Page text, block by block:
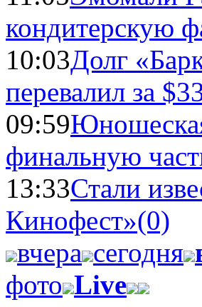
кондитерскую
10:03Долг
перевалил за
09:59
финальную
13:33Стали
Кинофест»(0)
вчера сегодня
фото Live